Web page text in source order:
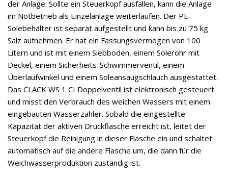
der Anlage. Sollte ein Steuerkopf ausfallen, kann die Anlage
im Notbetrieb als Einzelanlage weiterlaufen. Der PE-
Solebehälter ist separat aufgestellt und kann bis zu 75 kg
Salz aufnehmen. Er hat ein Fassungsvermögen von 100
Litern und ist mit einem Siebboden, einem Solerohr mit
Deckel, einem Sicherheits-Schwimmerventil, einem
Überlaufwinkel und einem Soleansaugschlauch ausgestattet.
Das CLACK WS 1 CI Doppelventil ist elektronisch gesteuert
und misst den Verbrauch des weichen Wassers mit einem
eingebauten Wasserzähler. Sobald die eingestellte
Kapazität der aktiven Druckflasche erreicht ist, leitet der
Steuerkopf die Reinigung in dieser Flasche ein und schaltet
automatisch auf die andere Flasche um, die dann für die
Weichwasserproduktion zuständig ist.